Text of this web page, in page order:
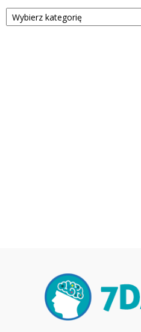
Kategorie